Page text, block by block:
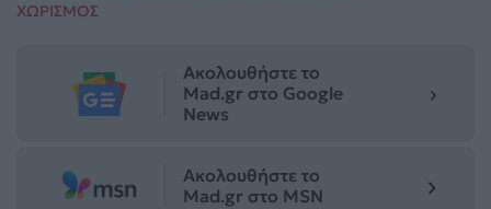
ΧΩΡΙΣΜΟΣ
Ακολουθήστε το
Mad.gr στο Google
News
Ακολουθήστε το
Mad.gr στο MSN